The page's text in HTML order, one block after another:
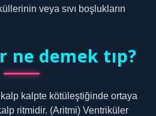
veya sıvı boşlukların
demek tıp?
kalpte kötüleştiğinde ortaya
ritmidir. (Aritmi) Ventriküler